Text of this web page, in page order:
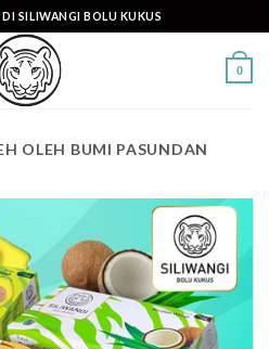
SILIWANGI BOLU KUKUS
0
OLEH BUMI PASUNDAN